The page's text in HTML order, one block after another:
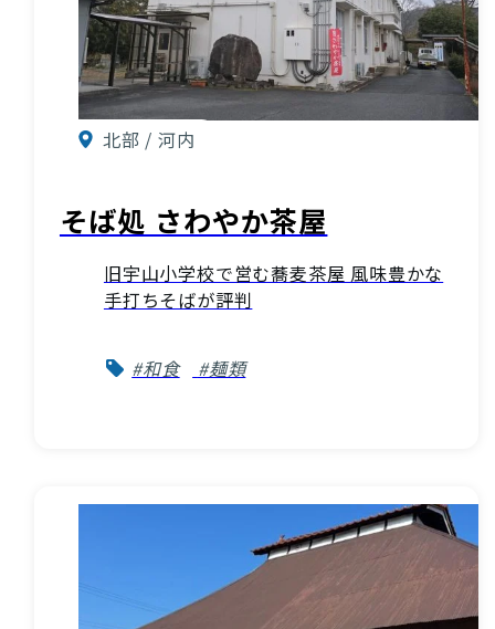
北部 / 河内
そば処 さわやか茶屋
旧宇山小学校で営む蕎麦茶屋 風味豊かな
手打ちそばが評判
#和食 #麺類